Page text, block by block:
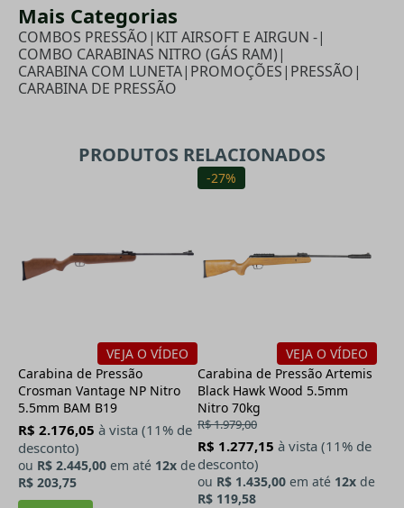
Mais Categorias
COMBOS PRESSÃO| KIT AIRSOFT E AIRGUN -|
COMBO CARABINAS NITRO (GÁS RAM)|
CARABINA COM LUNETA| PROMOÇÕES| PRESSÃO|
CARABINA DE PRESSÃO
PRODUTOS RELACIONADOS
VEJA O VÍDEO
Carabina de Pressão
Crosman Vantage NP Nitro
5.5mm BAM B19
R$ 2.176,05 à vista (11% de
desconto)
ou R$ 2.445,00 em até 12x de
R$ 203,75
-27%
VEJA O VÍDEO
Carabina de Pressão Artemis
Black Hawk Wood 5.5mm
Nitro 70kg
R$ 1.979,00
R$ 1.277,15 à vista (11% de
desconto)
ou R$ 1.435,00 em até 12x de
R$ 119,58